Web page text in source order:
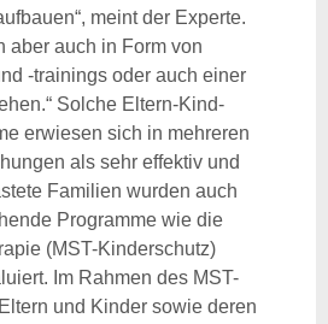
meint der Experte.
aber auch in Form von
-trainings oder auch einer
Solche Eltern-Kind-
erwiesen sich in mehreren
als sehr effektiv und
Familien wurden auch
Programme wie die
(MST-Kinderschutz)
Im Rahmen des MST-
und Kinder sowie deren